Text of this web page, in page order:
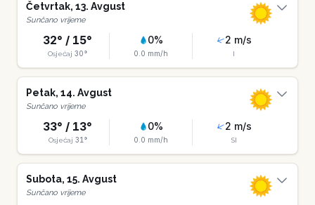
Četvrtak, 13. Avgust
Sunčano vrijeme
32° / 15°
Osjećaj 30°
0%
0.0 mm/h
2 m/s
I
Petak, 14. Avgust
Sunčano vrijeme
33° / 13°
Osjećaj 31 °
0%
0.0 mm/h
2 m/s
SI
Subota, 15. Avgust
Sunčano vrijeme